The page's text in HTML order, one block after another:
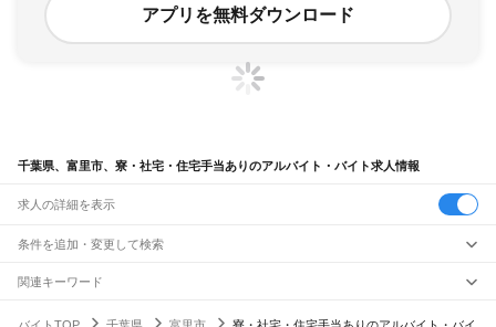
アプリを無料ダウンロード
千葉県、富里市、寮・社宅・住宅手当ありのアルバイト・バイト求人情報
求人の詳細を表示
条件を追加・変更して検索
市区町村を追加・変更
駅を追加・変更
関連キーワード